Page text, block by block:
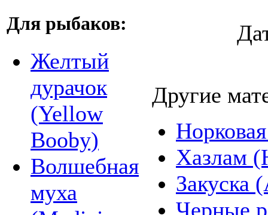
Для рыбаков:
Желтый
дурачок
(Yellow
Booby)
Волшебная
муха
Другие
Хазлам
Закуска
Черные